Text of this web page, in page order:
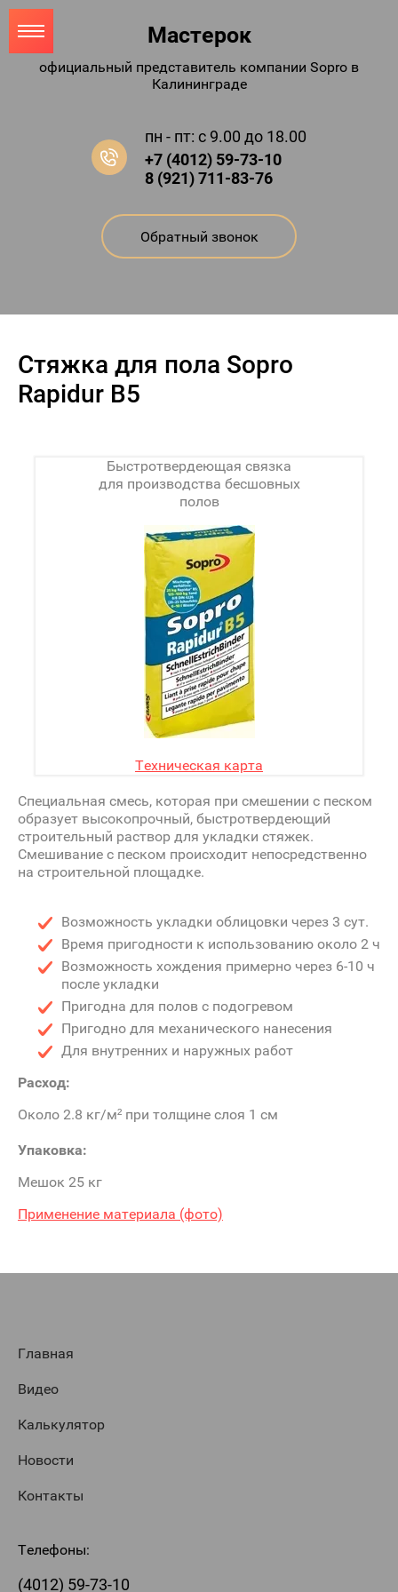
Мастерок
официальный представитель компании Sopro в
Калининграде
пн - пт: с 9.00 до 18.00
+7 (4012) 59-73-10
8 (921) 711-83-76
Обратный звонок
Стяжка для пола Sopro
Rapidur B5
Быстротвердеющая связка
для производства бесшовных
полов
Техническая карта
Специальная смесь, которая при смешении с песком
образует высокопрочный, быстротвердеющий
строительный раствор для укладки стяжек.
Смешивание с песком происходит непосредственно
на строительной площадке.
Возможность укладки облицовки через 3 сут.
Время пригодности к использованию около 2 ч
Возможность хождения примерно через 6-10 ч
после укладки
Пригодна для полов с подогревом
Пригодно для механического нанесения
Для внутренних и наружных работ
Расход:
Около 2.8 кг/м² при толщине слоя 1 см
Упаковка:
Мешок 25 кг
Применение материала (фото)
Главная
Видео
Калькулятор
Новости
Контакты
Телефоны:
(4012) 59-73-10